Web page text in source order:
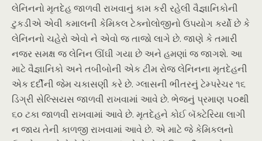
લેનિનનો મૃતદેહ જાળવી રાખવાનું કામ કરી રહેલી વૈજ્ઞાનિકોની
ટુકડીએ એવી કમાલની કેમિકલ ટેક્નોલોજીનો ઉપયોગ કર્યો છે કે
લેનિનનો ચહેરો એવો ને એવો જ તાજો લાગે છે. જાણે કે તમારી
નજર સમક્ષ જ લેનિન ઊંઘી ગયા છે અને હમણાં જ જાગશે. આ
માટે વૈજ્ઞાનિકો અને તબીબોની એક ટીમ રોજ લેનિનના મૃતદેહની
એક દર્દીની જેમ ચકાસણી કરે છે. ગ્લાસની ભીતરનું ટેમ્પરેચર ૧૬
ડિગ્રી સેલ્સિયસ જાળવી રાખવામાં આવે છે. ભેજનું પ્રમાણ ૫૦થી
૬૦ ટકા જાળવી રાખવામાં આવે છે. મૃતદેહને કોઈ બૅક્ટેરિયા લાગી
ન જાય તેની કાળજી રાખવામાં આવે છે. એ માટે જે કેમિકલનો